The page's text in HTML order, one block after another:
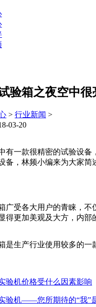
验箱之夜空中很
> 行业新闻 >
03-20
有一款很精密的试验设备
备，林频小编来为大家简
广受各大用户的青睐，
得更加美观及大方，内部
是生产行业使用较多的
验机价格受什么因素影响
验机——您所期待的“我”